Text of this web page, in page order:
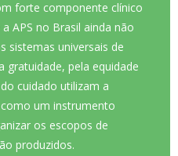
forte componente clínico
APS no Brasil ainda não
sistemas universais de
gratuidade, pela equidade
cuidado utilizam a
um instrumento
os escopos de
produzidos.